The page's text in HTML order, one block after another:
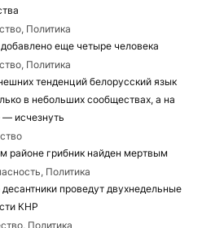
Политика
добавлено еще четыре человека
Политика
тенденций белорусский язык
в небольших сообществах, а на
— исчезнуть
районе грибник найден мертвым
Политика
проведут двухнедельные
КНР
Политика